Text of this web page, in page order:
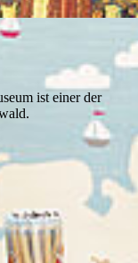
ist einer der